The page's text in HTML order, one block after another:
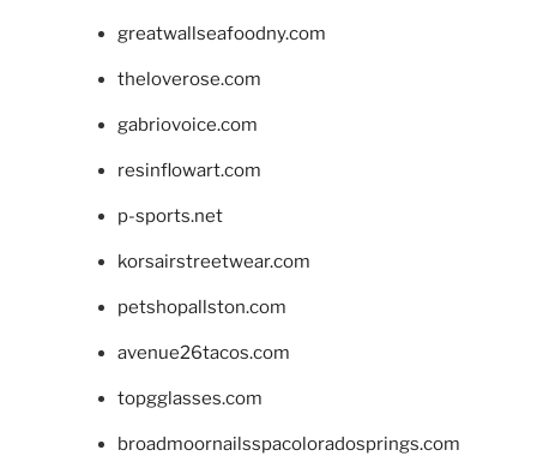
greatwallseafoodny.com
theloverose.com
gabriovoice.com
resinflowart.com
p-sports.net
korsairstreetwear.com
petshopallston.com
avenue26tacos.com
topgglasses.com
broadmoornailsspacoloradosprings.com